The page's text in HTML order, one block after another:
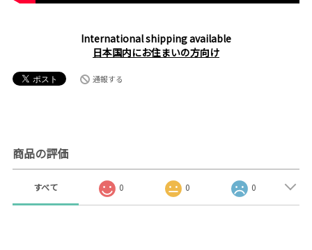
International shipping available
日本国内にお住まいの方向け
通報する
商品の評価
すべて 0 0 0